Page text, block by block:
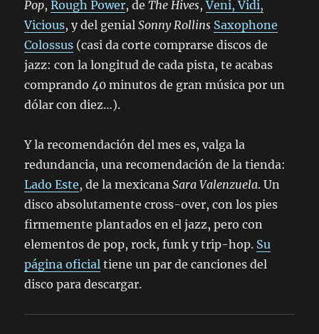
Pop,Rough Power, deThe Hives,Veni, Vidi,
Vicious, y del genialSonny Rollins Saxophone
Colossus (casi da corte comprarse discos de
jazz: con la longitud de cada pista, te acabas
comprando 40 minutos de gran música por un
dólar con diez…).
Y la recomendación del mes es, valga la
redundancia, una recomendación de la tienda:
Lado Este, de la mexicanaSara Valenzuela. Un
disco absolutamente cross-over, con los pies
firmemente plantados en el jazz, pero con
elementos de pop, rock, funk y trip-hop. Su
página oficial tiene un par de canciones del
disco para descargar.